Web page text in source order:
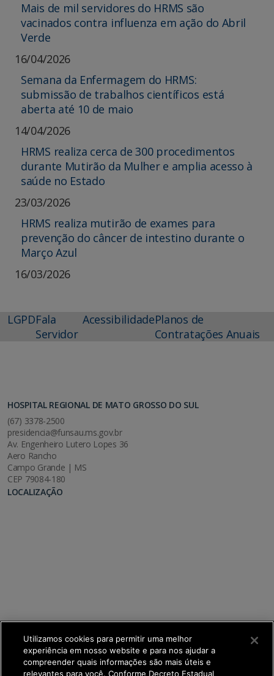
Mais de mil servidores do HRMS são
vacinados contra influenza em ação do Abril
Verde
16/04/2026
Semana da Enfermagem do HRMS:
submissão de trabalhos científicos está
aberta até 10 de maio
14/04/2026
HRMS realiza cerca de 300 procedimentos
durante Mutirão da Mulher e amplia acesso à
saúde no Estado
23/03/2026
HRMS realiza mutirão de exames para
prevenção do câncer de intestino durante o
Março Azul
16/03/2026
LGPDFala
Servidor
AcessibilidadePlanos de
Contratações Anuais
HOSPITAL REGIONAL DE MATO GROSSO DO SUL
(67) 3378-2500
presidencia@funsau.ms.gov.br
Av. Engenheiro Lutero Lopes 36
Aero Rancho
Campo Grande | MS
CEP 79084-180
LOCALIZAÇÃO
Utilizamos cookies para permitir uma melhor
experiência em nosso website e para nos ajudar a
compreender quais informações são mais úteis e
relevantes para você. Conforme Decreto Estadual